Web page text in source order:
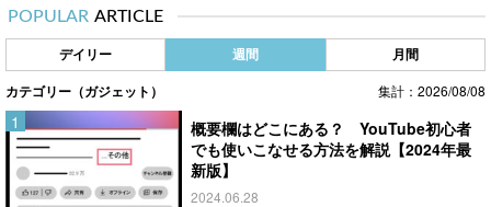
POPULAR ARTICLE
デイリー 週間 月間
カテゴリー（ガジェット） 集計：2026/08/08
概要欄はどこにある？ YouTube初心者
でも使いこなせる方法を解説【2024年最
新版】
2024.06.28